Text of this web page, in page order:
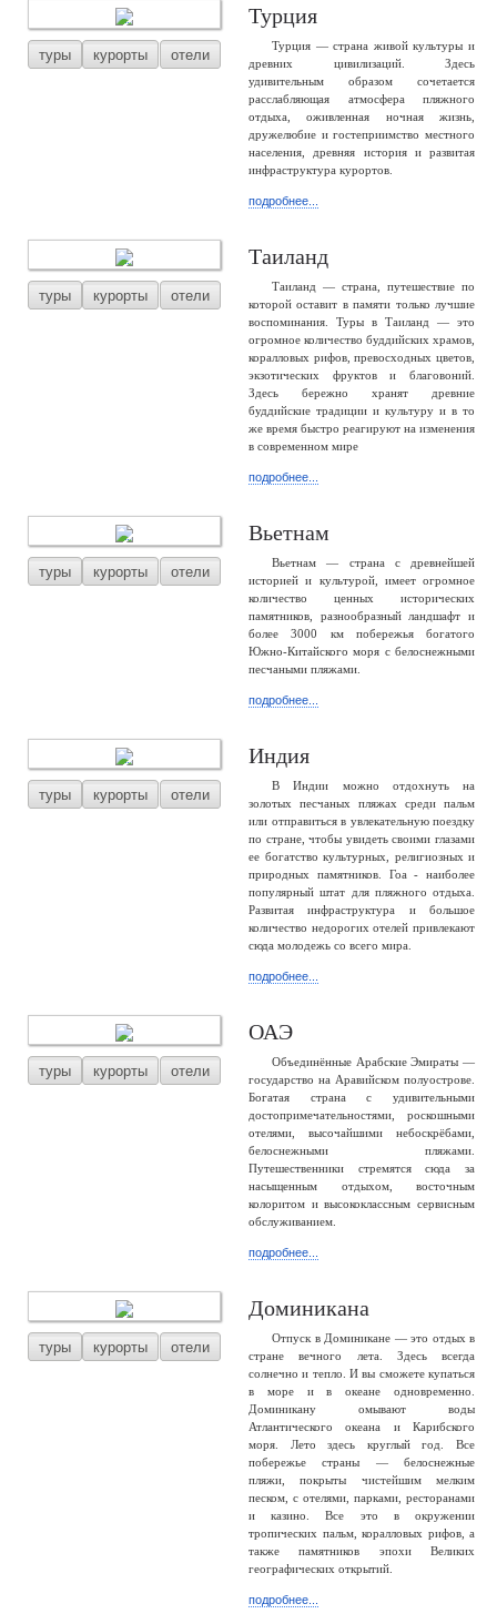
туры курорты отели
Турция
Турция — страна живой культуры и
древних цивилизаций. Здесь
удивительным образом сочетается
расслабляющая атмосфера пляжного
отдыха, оживленная ночная жизнь,
дружелюбие и гостеприимство местного
населения, древняя история и развитая
инфраструктура курортов.
подробнее...
туры курорты отели
Таиланд
Таиланд — страна, путешествие по
которой оставит в памяти только лучшие
воспоминания. Туры в Таиланд — это
огромное количество буддийских храмов,
коралловых рифов, превосходных цветов,
экзотических фруктов и благовоний.
Здесь бережно хранят древние
буддийские традиции и культуру и в то
же время быстро реагируют на изменения
в современном мире
подробнее...
туры курорты отели
Вьетнам
Вьетнам — страна с древнейшей
историей и культурой, имеет огромное
количество ценных исторических
памятников, разнообразный ландшафт и
более 3000 км побережья богатого
Южно-Китайского моря с белоснежными
песчаными пляжами.
подробнее...
туры курорты отели
Индия
В Индии можно отдохнуть на
золотых песчаных пляжах среди пальм
или отправиться в увлекательную поездку
по стране, чтобы увидеть своими глазами
ее богатство культурных, религиозных и
природных памятников. Гоа - наиболее
популярный штат для пляжного отдыха.
Развитая инфраструктура и большое
количество недорогих отелей привлекают
сюда молодежь со всего мира.
подробнее...
туры курорты отели
ОАЭ
Объединённые Арабские Эмираты —
государство на Аравийском полуострове.
Богатая страна с удивительными
достопримечательностями, роскошными
отелями, высочайшими небоскрёбами,
белоснежными пляжами.
Путешественники стремятся сюда за
насыщенным отдыхом, восточным
колоритом и высококлассным сервисным
обслуживанием.
подробнее...
туры курорты отели
Доминикана
Отпуск в Доминикане — это отдых в
стране вечного лета. Здесь всегда
солнечно и тепло. И вы сможете купаться
в море и в океане одновременно.
Доминикану омывают воды
Атлантического океана и Карибского
моря. Лето здесь круглый год. Все
побережье страны — белоснежные
пляжи, покрыты чистейшим мелким
песком, с отелями, парками, ресторанами
и казино. Все это в окружении
тропических пальм, коралловых рифов, а
также памятников эпохи Великих
географических открытий.
подробнее...